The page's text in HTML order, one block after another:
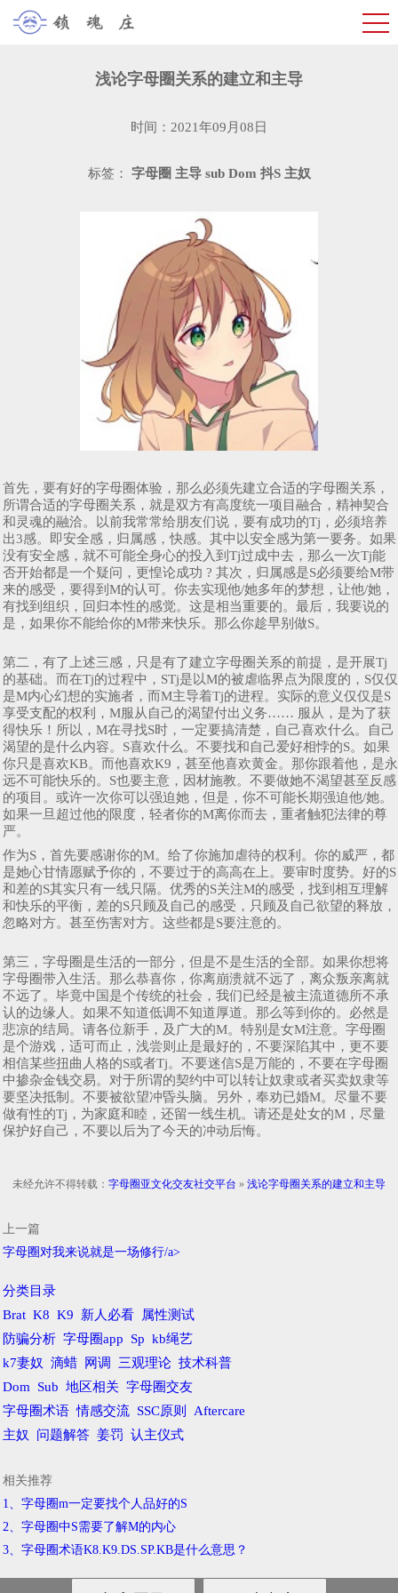
浅论字母圈关系的建立和主导
时间：2021年09月08日
标签： 字母圈 主导 sub Dom 抖S 主奴
首先，要有好的字母圈体验，那么必须先建立合适的字母圈关系，
所谓合适的字母圈关系，就是双方有高度统一项目融合，精神契合
和灵魂的融洽。以前我常常给朋友们说，要有成功的Tj，必须培养
出3感。即安全感，归属感，快感。其中以安全感为第一要务。如果
没有安全感，就不可能全身心的投入到Tj过成中去，那么一次Tj能
否开始都是一个疑问，更惶论成功 ? 其次，归属感是S必须要给M带
来的感受，要得到M的认可。你去实现他/她多年的梦想，让他/她，
有找到组织，回归本性的感觉。这是相当重要的。最后，我要说的
是，如果你不能给你的M带来快乐。那么你趁早别做S。
第二，有了上述三感，只是有了建立字母圈关系的前提，是开展Tj
的基础。而在Tj的过程中，STj是以M的被虐临界点为限度的，S仅仅
是M内心幻想的实施者，而M主导着Tj的进程。实际的意义仅仅是S
享受支配的权利，M服从自己的渴望付出义务…… 服从，是为了获
得快乐！所以，M在寻找S时，一定要搞清楚，自己喜欢什么。自己
渴望的是什么内容。S喜欢什么。不要找和自己爱好相悖的S。如果
你只是喜欢KB。而他喜欢K9，甚至他喜欢黄金。那你跟着他，是永
远不可能快乐的。S也要主意，因材施教。不要做她不渴望甚至反感
的项目。或许一次你可以强迫她，但是，你不可能长期强迫他/她。
如果一旦超过他的限度，轻者你的M离你而去，重者触犯法律的尊
严。
作为S，首先要感谢你的M。给了你施加虐待的权利。你的威严，都
是她心甘情愿赋予你的，不要过于的高高在上。要审时度势。好的S
和差的S其实只有一线只隔。优秀的S关注M的感受，找到相互理解
和快乐的平衡，差的S只顾及自己的感受，只顾及自己欲望的释放，
忽略对方。甚至伤害对方。这些都是S要注意的。
第三，字母圈是生活的一部分，但是不是生活的全部。如果你想将
字母圈带入生活。那么恭喜你，你离崩溃就不远了，离众叛亲离就
不远了。毕竟中国是个传统的社会，我们已经是被主流道德所不承
认的边缘人。如果不知道低调不知道厚道。那么等到你的。必然是
悲凉的结局。请各位新手，及广大的M。特别是女M注意。字母圈
是个游戏，适可而止，浅尝则止是最好的，不要深陷其中，更不要
相信某些扭曲人格的S或者Tj。不要迷信S是万能的，不要在字母圈
中掺杂金钱交易。对于所谓的契约中可以转让奴隶或者买卖奴隶等
要坚决抵制。不要被欲望冲昏头脑。另外，奉劝已婚M。尽量不要
做有性的Tj，为家庭和睦，还留一线生机。请还是处女的M，尽量
保护好自己，不要以后为了今天的冲动后悔。
未经允许不得转载： 字母圈亚文化交友社交平台 » 浅论字母圈关系的建立和主导
上一篇
字母圈对我来说就是一场修行/a>
分类目录
Brat K8 K9 新人必看
属性测试
防骗分析 字母圈app Sp kb绳艺
k7妻奴
滴蜡 网调 三观理论 技术科普
Dom
Sub 地区相关 字母圈交友
字母圈术语 情感交流 SSC原则
Aftercare
主奴
问题解答 姜罚 认主仪式
相关推荐
1、字母圈m一定要找个人品好的S
2、字母圈中S需要了解M的内心
3、字母圈术语K8.K9.DS.SP.KB是什么意思？